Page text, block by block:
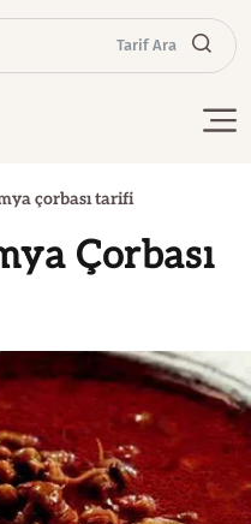
Tarif Ara
çorbası tarifi
Çorbası